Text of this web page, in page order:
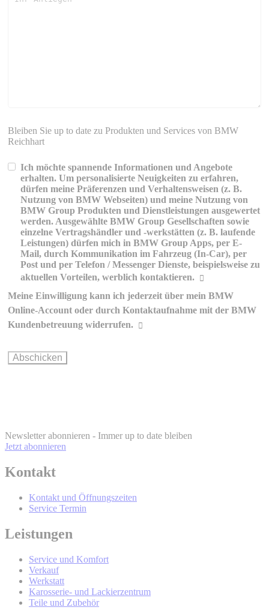
Bleiben Sie up to date zu Produkten und Services von BMW
Reichhart
Ich möchte spannende Informationen und Angebote
erhalten. Um personalisierte Neuigkeiten zu erfahren,
dürfen meine Präferenzen und Verhaltensweisen (z. B.
Nutzung von BMW Webseiten) und meine Nutzung von
BMW Group Produkten und Dienstleistungen ausgewertet
werden. Ausgewählte BMW Group Gesellschaften sowie
einzelne Vertragshändler und -werkstätten (z. B. laufende
Leistungen) dürfen mich in BMW Group Apps, per E-
Mail, durch Kommunikation im Fahrzeug (In-Car), per
Post und per Telefon / Messenger Dienste, beispielsweise zu
aktuellen Vorteilen, werblich kontaktieren.
Erklärungen zur werblichen
Kommunikation und Personalisierung
Wer wird Ihre Daten erhalten und Sie
kontaktieren?
Meine Einwilligung kann ich jederzeit über mein BMW
Online-Account oder durch Kontaktaufnahme mit der BMW
Kundenbetreuung widerrufen.
Wie können Sie Ihre Einwilligung ändern oder widerrufen?
Newsletter abonnieren - Immer up to date bleiben
Jetzt abonnieren
Kontakt
Kontakt und Öffnungszeiten
Service Termin
Leistungen
Service und Komfort
Verkauf
Werkstatt
Karosserie- und Lackierzentrum
Teile und Zubehör